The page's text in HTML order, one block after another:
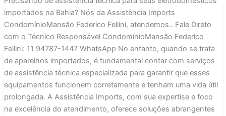
importados na Bahia? Nós da Assistência Imports
CondomínioMansão Federico Fellini, atendemos.. Fale Direto
com o Técnico Responsável CondomínioMansão Federico
Fellini: 11 94787-1447 WhatsApp No entanto, quando se trata
de aparelhos importados, é fundamental contar com serviços
de assistência técnica especializada para garantir que esses
equipamentos funcionem corretamente e tenham uma vida útil
prolongada. A Assistência Imports, com sua expertise e foco
na excelência do atendimento, oferece soluções abrangentes